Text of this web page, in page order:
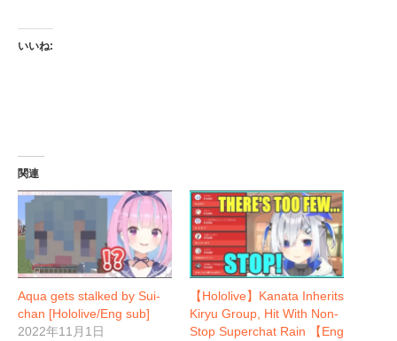
いいね:
関連
Aqua gets stalked by Sui-
chan [Hololive/Eng sub]
2022年11月1日
【Hololive】Kanata Inherits
Kiryu Group, Hit With Non-
Stop Superchat Rain 【Eng